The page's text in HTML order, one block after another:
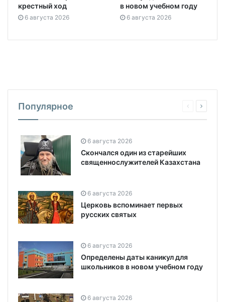
крестный ход
6 августа 2026
в новом учебном году
6 августа 2026
Популярное
6 августа 2026
Скончался один из старейших
священнослужителей Казахстана
6 августа 2026
Церковь вспоминает первых
русских святых
6 августа 2026
Определены даты каникул для
школьников в новом учебном году
6 августа 2026